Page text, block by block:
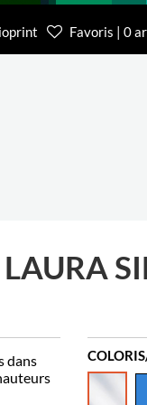
Favoris | 0
clientèle
623 340
dans